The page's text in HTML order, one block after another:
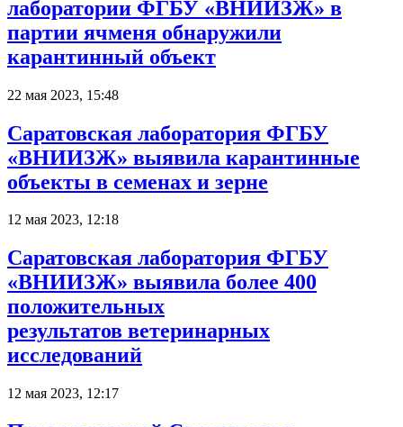
лаборатории ФГБУ «ВНИИЗЖ» в
партии ячменя обнаружили
карантинный объект
22 мая 2023, 15:48
Саратовская лаборатория ФГБУ
«ВНИИЗЖ» выявила карантинные
объекты в семенах и зерне
12 мая 2023, 12:18
Саратовская лаборатория ФГБУ
«ВНИИЗЖ» выявила более 400
положительных
результатов ветеринарных
исследований
12 мая 2023, 12:17